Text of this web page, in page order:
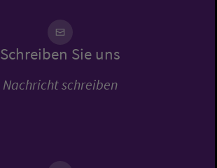
Schreiben Sie uns
Nachricht schreiben